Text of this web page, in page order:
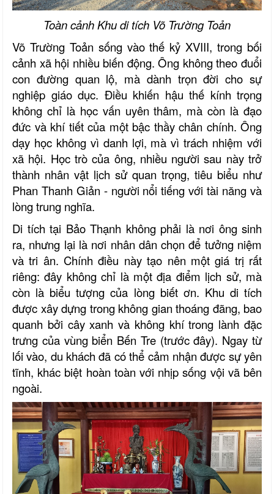
Toàn cảnh Khu di tích Võ Trường Toản
Võ Trường Toản sống vào thế kỷ XVIII, trong bối
cảnh xã hội nhiều biến động. Ông không theo đuổi
con đường quan lộ, mà dành trọn đời cho sự
nghiệp giáo dục. Điều khiến hậu thế kính trọng
không chỉ là học vấn uyên thâm, mà còn là đạo
đức và khí tiết của một bậc thầy chân chính. Ông
dạy học không vì danh lợi, mà vì trách nhiệm với
xã hội. Học trò của ông, nhiều người sau này trở
thành nhân vật lịch sử quan trọng, tiêu biểu như
Phan Thanh Giản - người nổi tiếng với tài năng và
lòng trung nghĩa.
Di tích tại Bảo Thạnh không phải là nơi ông sinh
ra, nhưng lại là nơi nhân dân chọn để tưởng niệm
và tri ân. Chính điều này tạo nên một giá trị rất
riêng: đây không chỉ là một địa điểm lịch sử, mà
còn là biểu tượng của lòng biết ơn. Khu di tích
được xây dựng trong không gian thoáng đãng, bao
quanh bởi cây xanh và không khí trong lành đặc
trưng của vùng biển Bến Tre (trước đây). Ngay từ
lối vào, du khách đã có thể cảm nhận được sự yên
tĩnh, khác biệt hoàn toàn với nhịp sống vội vã bên
ngoài.